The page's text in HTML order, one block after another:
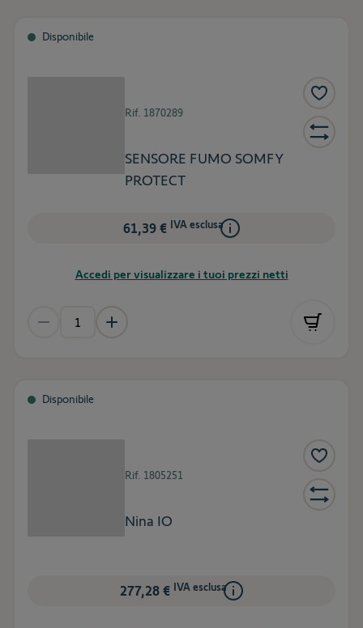
Disponibile
Rif. 1870289
SENSORE FUMO SOMFY
PROTECT
61,39 € IVA esclusa
Accedi per visualizzare i tuoi prezzi netti
Disponibile
Rif. 1805251
Nina IO
277,28 € IVA esclusa